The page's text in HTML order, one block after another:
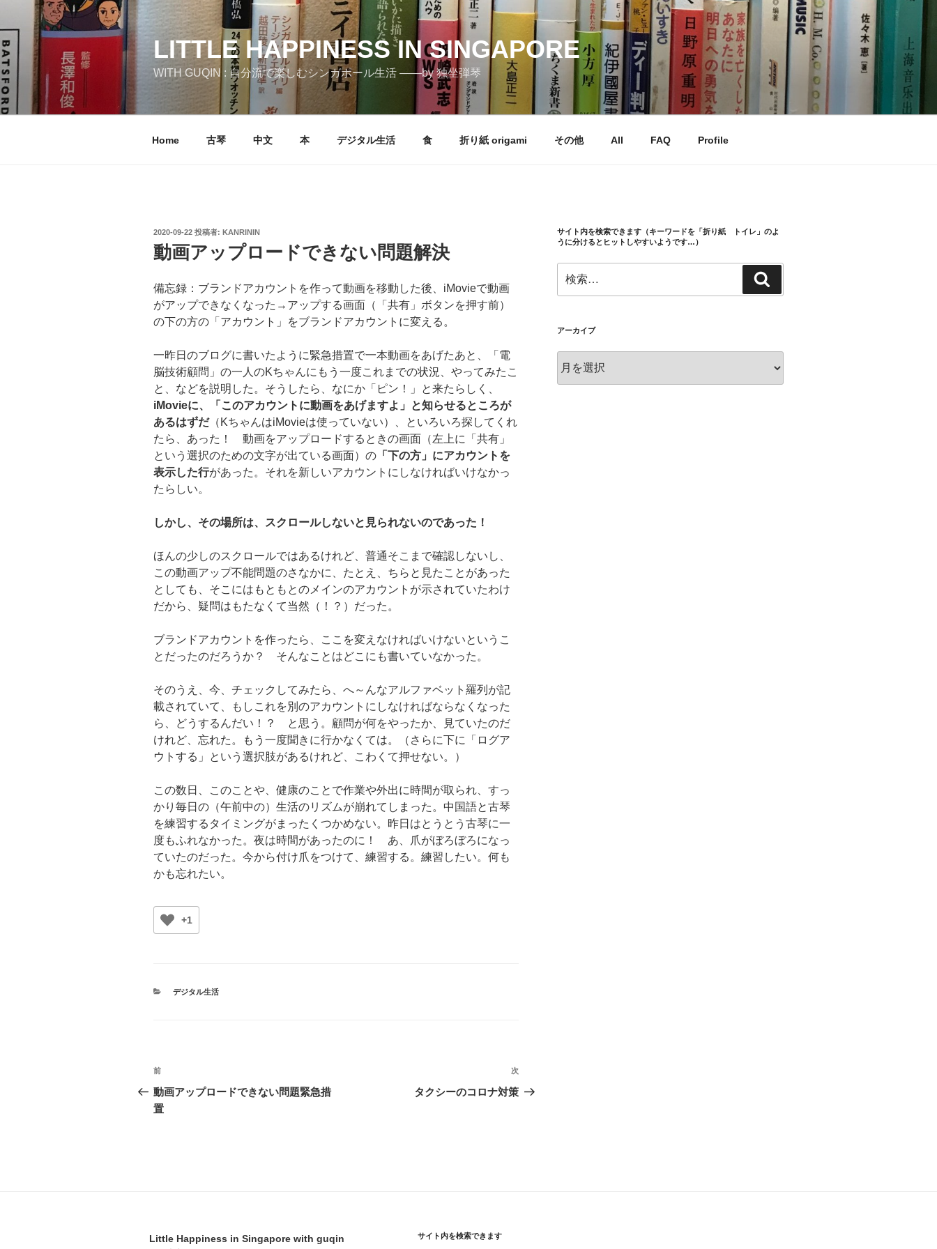
テ
ン
ツ
へ
ス
LITTLE HAPPINESS IN SINGAPORE
WITH GUQIN : 自分流で楽しむシンガポール生活 ――by 独坐弾琴
Home 古琴 中文 本 デジタル生活 食 折り紙 origami その他 All FAQ Profile
投
稿
日:
2020-09-22 投稿者: KANRININ
動画アップロードできない問題解決
備忘録：ブランドアカウントを作って動画を移動した後、iMovieで動画
がアップできなくなった→アップする画面（「共有」ボタンを押す前）
の下の方の「アカウント」をブランドアカウントに変える。
一昨日のブログに書いたように緊急措置で一本動画をあげたあと、「電
脳技術顧問」の一人のKちゃんにもう一度これまでの状況、やってみたこ
と、などを説明した。そうしたら、なにか「ピン！」と来たらしく、
iMovieに、「このアカウントに動画をあげますよ」と知らせるところが
あるはずだ（KちゃんはiMovieは使っていない）、といろいろ探してくれ
たら、あった！ 動画をアップロードするときの画面（左上に「共有」
という選択のための文字が出ている画面）の 「下の方」にアカウントを
表示した行があった。それを新しいアカウントにしなければいけなかっ
たらしい。
しかし、その場所は、スクロールしないと見られないのであった！
ほんの少しのスクロールではあるけれど、普通そこまで確認しないし、
この動画アップ不能問題のさなかに、たとえ、ちらと見たことがあった
としても、そこにはもともとのメインのアカウントが示されていたわけ
だから、疑問はもたなくて当然（！？）だった。
ブランドアカウントを作ったら、ここを変えなければいけないというこ
とだったのだろうか？ そんなことはどこにも書いていなかった。
そのうえ、今、チェックしてみたら、へ～んなアルファベット羅列が記
載されていて、もしこれを別のアカウントにしなければならなくなった
ら、どうするんだい！？ と思う。顧問が何をやったか、見ていたのだ
けれど、忘れた。もう一度聞きに行かなくては。（さらに下に「ログア
ウトする」という選択肢があるけれど、こわくて押せない。）
この数日、このことや、健康のことで作業や外出に時間が取られ、すっ
かり毎日の（午前中の）生活のリズムが崩れてしまった。中国語と古琴
を練習するタイミングがまったくつかめない。昨日はとうとう古琴に一
度もふれなかった。夜は時間があったのに！ あ、爪がぼろぼろになっ
ていたのだった。今から付け爪をつけて、練習する。練習したい。何も
かも忘れたい。
+1
カ
デジタル生活
投
稿
ナ
ョ
前
の
投
前
動画アップロードできない問題緊急措
置
次
の
次
タクシーのコロナ対策
サイト内を検索できます（キーワードを「折り紙 トイレ」のよ
うに分けるとヒットしやすいようです…）
索:
索
アーカイブ
ー
Little Happiness in Singapore with guqin
サイト内を検索できます